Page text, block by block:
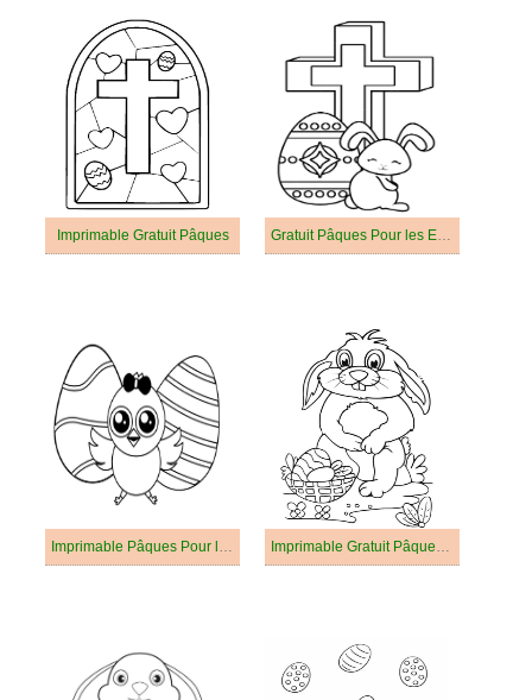
Imprimable Gratuit Pâques Gratuit Pâques Pour les Enfants
Imprimable Pâques Pour les Enfants Imprimable Gratuit Pâques Pour les Enfants